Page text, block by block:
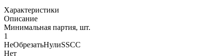
Характеристики
Описание
Минимальная партия, шт.
1
НеОбрезатьНулиSSCC
Нет